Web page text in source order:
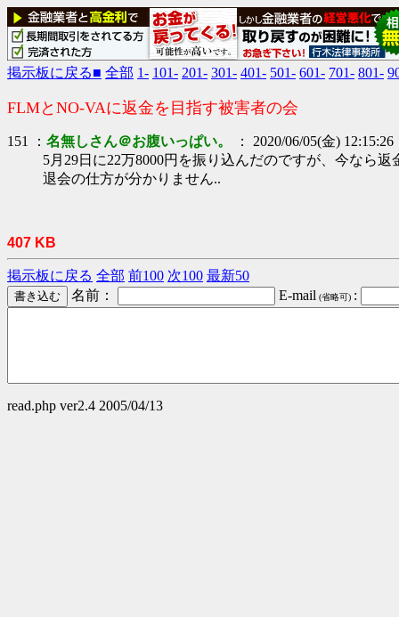
掲示板に戻る■ 全部 1- 101- 201- 301- 401- 501- 601- 701- 801-
FLMとNO-VAに返金を目指す被害者の会
151 ： 名無しさん＠お腹いっぱい。
： 2020/06/05(金) 12:15:26
5月29日に22万8000円を振り込んだのですが、今なら返
退会の仕方が分かりません..
407 KB
掲示板に戻る 全部 前100 次100 最新50
名前：
E-mail (省略可) :
read.php ver2.4 2005/04/13